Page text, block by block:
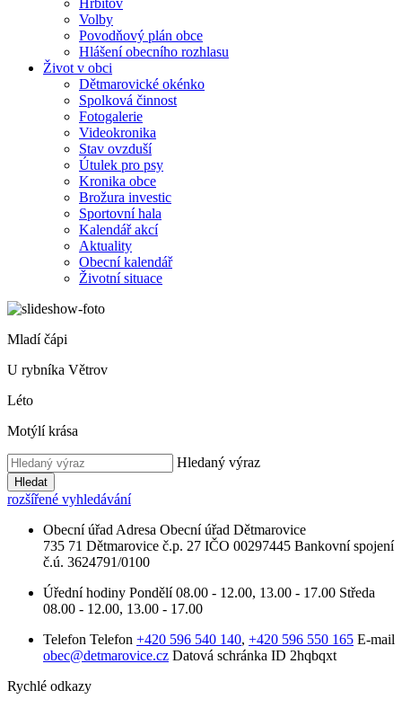
Hřbitov
Volby
Povodňový plán obce
Hlášení obecního rozhlasu
Život v obci
Dětmarovické okénko
Spolková činnost
Fotogalerie
Videokronika
Stav ovzduší
Útulek pro psy
Kronika obce
Brožura investic
Sportovní hala
Kalendář akcí
Aktuality
Obecní kalendář
Životní situace
Mladí čápi
U rybníka Větrov
Léto
Motýlí krása
Hledaný výraz
Hledat
rozšířené vyhledávání
Obecní úřad Adresa Obecní úřad Dětmarovice
735 71 Dětmarovice č.p. 27 IČO 00297445 Bankovní spojení
č.ú. 3624791/0100
Úřední hodiny Pondělí 08.00 - 12.00, 13.00 - 17.00 Středa
08.00 - 12.00, 13.00 - 17.00
Telefon Telefon +420 596 540 140, +420 596 550 165 E-mail
obec@detmarovice.cz Datová schránka ID 2hqbqxt
Rychlé odkazy